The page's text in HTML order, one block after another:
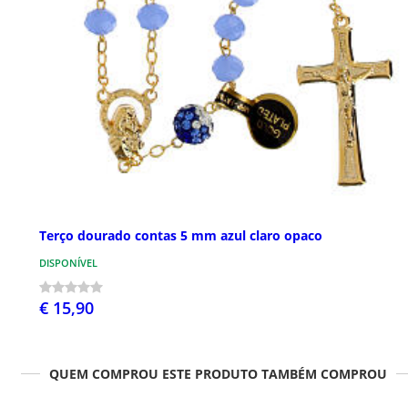
Terço dourado contas 5 mm azul claro opaco
DISPONÍVEL
€ 15,90
QUEM COMPROU ESTE PRODUTO TAMBÉM COMPROU